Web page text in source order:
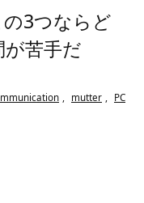
の3つならど
苦手だ
mutter
PC